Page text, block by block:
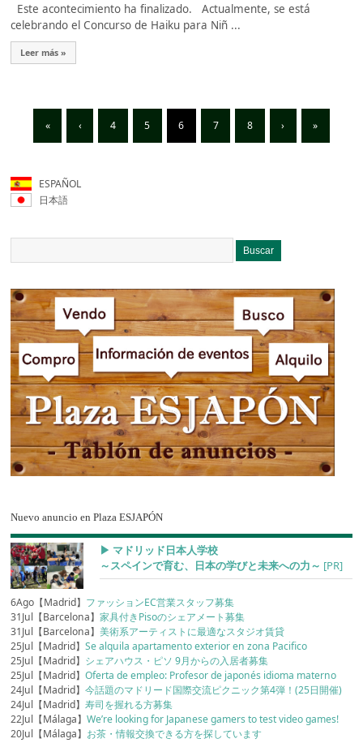
Este acontecimiento ha finalizado. Actualmente, se está
celebrando el Concurso de Haiku para Niñ ...
Leer más »
« ‹ 4 5 6 7 8 › »
ESPAÑOL
日本語
Nuevo anuncio en Plaza ESJAPÓN
▶︎ マドリッド日本人学校
～スペインで育む、日本の学びと未来への力～ [PR]
6Ago【Madrid】 ファッションEC営業スタッフ募集
31Jul【Barcelona】家具付きPisoのシェアメート募集
31Jul【Barcelona】美術系アーティストに最適なスタジオ賃貸
25Jul【Madrid】Se alquila apartamento exterior en zona Pacifico
25Jul【Madrid】 シェアハウス・ピソ 9月からの入居者募集
25Jul【Madrid】Oferta de empleo: Profesor de japonés idioma materno
24Jul【Madrid】今話題のマドリード国際交流ピクニック第4弾！(25日開催)
24Jul【Madrid】寿司を握れる方募集
22Jul【Málaga】We’re looking for Japanese gamers to test video games!
20Jul【Málaga】 お茶・情報交換できる方を探しています